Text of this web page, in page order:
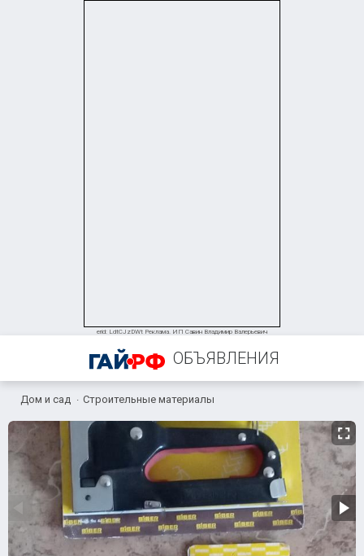
erid: LdtCJzDWt Реклама. ИП Савин Владимир Валерьевич
ОБЪЯВЛЕНИЯ
Дом и сад Строительные материалы